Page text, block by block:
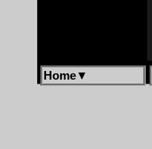
Home▼